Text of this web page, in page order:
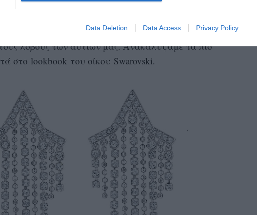
Data Deletion Data Access Privacy Policy
μακριά σκουλαρίκια συνθέτουν μια συμφωνία
λοβούς των αυτιών μας. Ανακαλύψαμε τα πιο
στο lookbook του οίκου Swarovski.